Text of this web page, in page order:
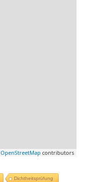
OpenStreetMap contributors
Dichtheitsprüfung